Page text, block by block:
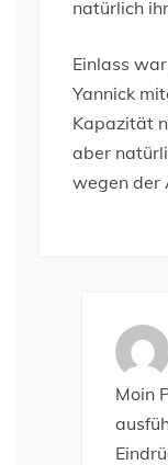
natürlich
Einlass
Yannick
Kapazität
aber
wegen der
Moin